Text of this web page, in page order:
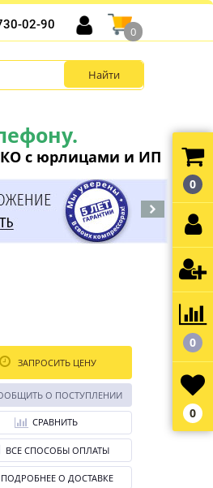
с юрлицами и ИП
02-90
0
ЗАПРОСИТЬ ЦЕНУ
О ПОСТУПЛЕНИИ
СРАВНИТЬ
ВСЕ СПОСОБЫ ОПЛАТЫ
ПОДРОБНЕЕ О ДОСТАВКЕ
0
0
0